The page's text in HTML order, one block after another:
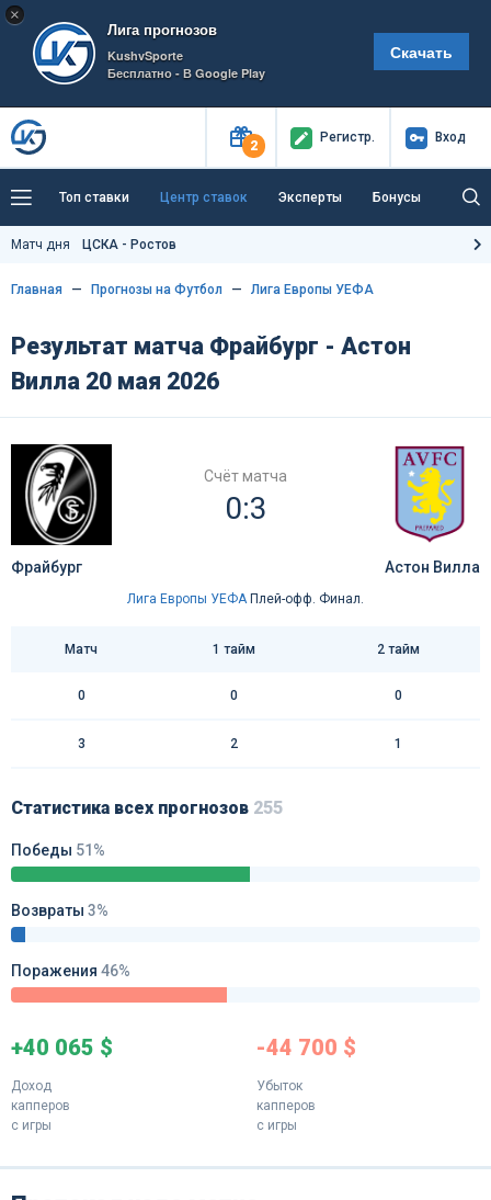
×
Лига прогнозов
KushvSporte
Бесплатно - В Google Play
Скачать
2
Регистр. Вход
Топ ставки Центр ставок Эксперты Бонусы
Тренды Букмекеры
Как тут заработать?
Матч дня ЦСКА - Ростов
Главная Прогнозы на Футбол Лига Европы УЕФА
Результат матча Фрайбург - Астон
Вилла 20 мая 2026
Счёт матча
0:3
Фрайбург Астон Вилла
Лига Европы УЕФАПлей-офф. Финал.
Матч 1 тайм 2 тайм
0 0 0
3 2 1
Статистика всех прогнозов 255
Победы 51%
Возвраты 3%
Поражения 46%
+40 065 $
Доход
капперов
с игры
-44 700 $
Убыток
капперов
с игры